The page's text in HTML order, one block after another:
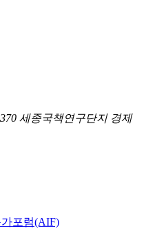
세종국책연구단지 경제
가포럼(AIF)